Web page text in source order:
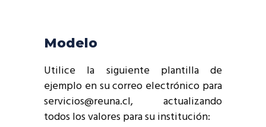
Modelo
Utilice la siguiente plantilla de
ejemplo en su correo electrónico para
servicios@reuna.cl, actualizando
todos los valores para su institución: